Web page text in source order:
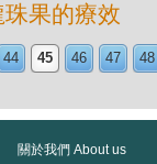
珠果的療效
44 45 46 47 48
關於我們 About us